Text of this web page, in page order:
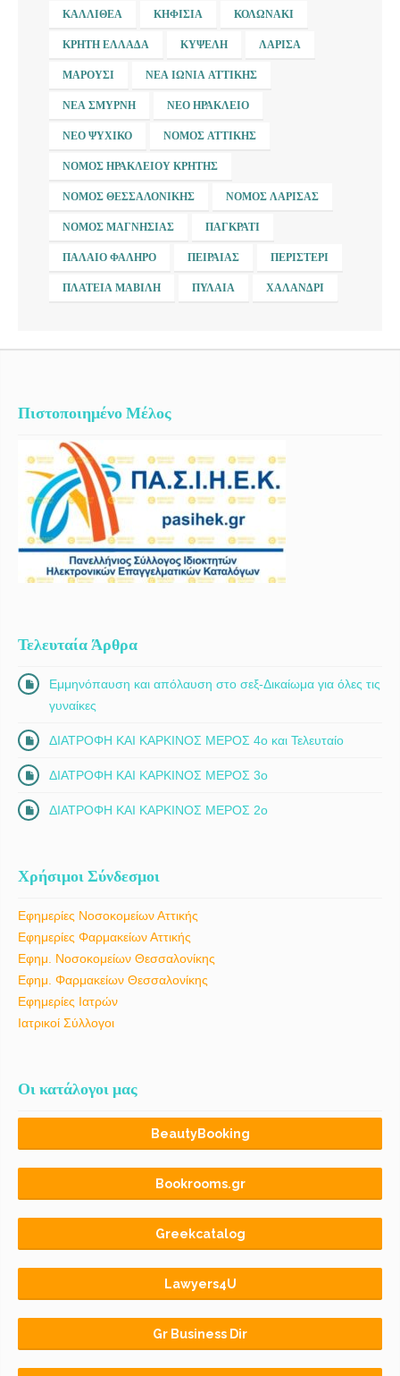
ΚΑΛΛΙΘΈΑ ΚΗΦΙΣΙΆ ΚΟΛΩΝΆΚΙ
ΚΡΉΤΗ ΕΛΛΆΔΑ ΚΥΨΈΛΗ ΛΆΡΙΣΑ
ΜΑΡΟΎΣΙ ΝΈΑ ΙΩΝΊΑ ΑΤΤΙΚΉΣ
ΝΈΑ ΣΜΎΡΝΗ ΝΈΟ ΗΡΆΚΛΕΙΟ
ΝΈΟ ΨΥΧΙΚΌ ΝΟΜΌΣ ΑΤΤΙΚΉΣ
ΝΟΜΌΣ ΗΡΑΚΛΕΊΟΥ ΚΡΉΤΗΣ
ΝΟΜΌΣ ΘΕΣΣΑΛΟΝΊΚΗΣ ΝΟΜΌΣ ΛΆΡΙΣΑΣ
ΝΟΜΌΣ ΜΑΓΝΗΣΊΑΣ ΠΑΓΚΡΆΤΙ
ΠΑΛΑΙΌ ΦΆΛΗΡΟ ΠΕΙΡΑΙΆΣ ΠΕΡΙΣΤΈΡΙ
ΠΛΑΤΕΊΑ ΜΑΒΊΛΗ ΠΥΛΑΊΑ ΧΑΛΆΝΔΡΙ
Πιστοποιημένο Μέλος
Τελευταία Άρθρα
Εμμηνόπαυση και απόλαυση στο σεξ-Δικαίωμα για όλες τις
γυναίκες
ΔΙΑΤΡΟΦΗ ΚΑΙ ΚΑΡΚΙΝΟΣ ΜΕΡΟΣ 4ο και Τελευταίο
ΔΙΑΤΡΟΦΗ ΚΑΙ ΚΑΡΚΙΝΟΣ ΜΕΡΟΣ 3ο
ΔΙΑΤΡΟΦΗ ΚΑΙ ΚΑΡΚΙΝΟΣ ΜΕΡΟΣ 2ο
Χρήσιμοι Σύνδεσμοι
Εφημερίες Νοσοκομείων Αττικής
Εφημερίες Φαρμακείων Αττικής
Εφημ. Νοσοκομείων Θεσσαλονίκης
Εφημ. Φαρμακείων Θεσσαλονίκης
Εφημερίες Ιατρών
Ιατρικοί Σύλλογοι
Οι κατάλογοι μας
BeautyBooking
Bookrooms.gr
Greekcatalog
Lawyers4U
Gr Business Dir